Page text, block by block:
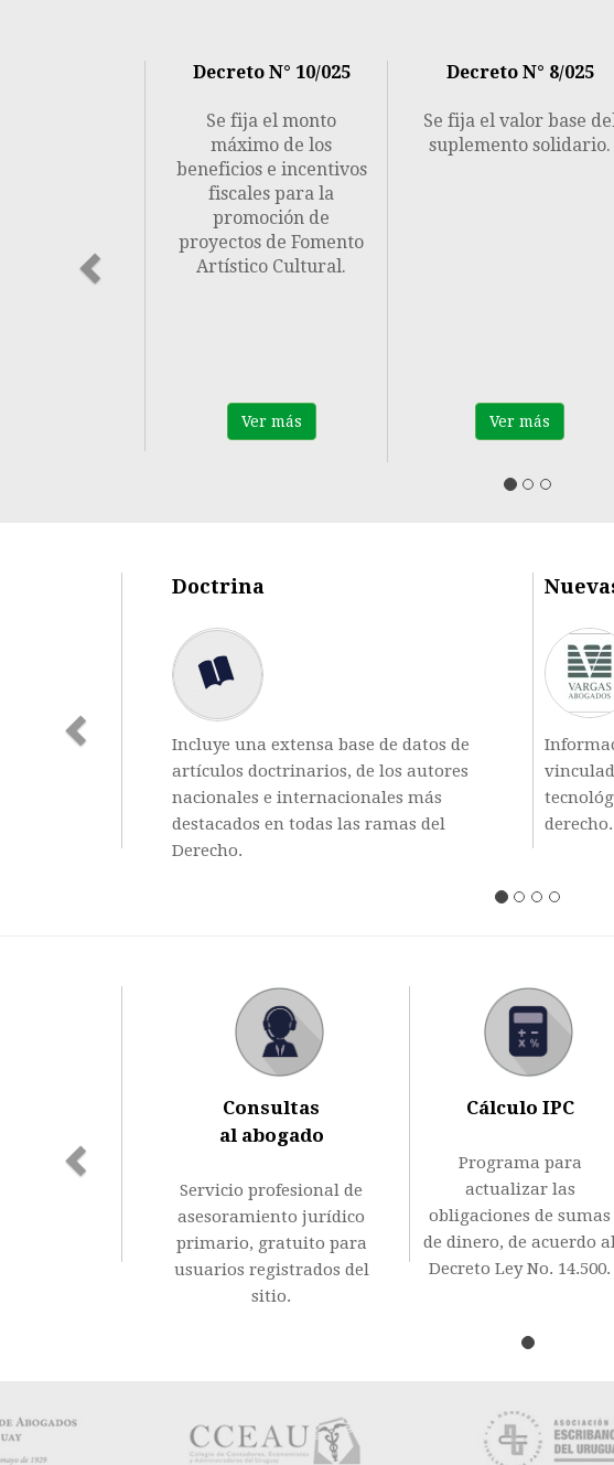
Decreto N° 10/025
Se fija el monto
máximo de los
beneficios e incentivos
fiscales para la
promoción de
proyectos de Fomento
Artístico Cultural.
Ver más
Decreto N° 8/025
Se fija el valor base
suplemento solidario.
Ver más
Previous
Doctrina
Incluye una extensa base de datos de
artículos doctrinarios, de los autores
nacionales e internacionales más
destacados en todas las ramas del
Derecho.
derecho.
Previous
Consultas
al abogado
Servicio profesional de
asesoramiento jurídico
primario, gratuito para
usuarios registrados del
sitio.
Cálculo IPC
Programa para
actualizar las
obligaciones de sumas
de dinero, de acuerdo
Decreto Ley No. 14.500.